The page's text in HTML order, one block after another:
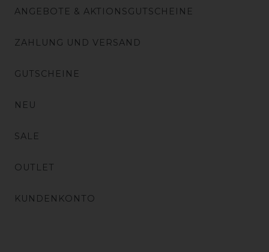
ANGEBOTE & AKTIONSGUTSCHEINE
ZAHLUNG UND VERSAND
GUTSCHEINE
NEU
SALE
OUTLET
KUNDENKONTO